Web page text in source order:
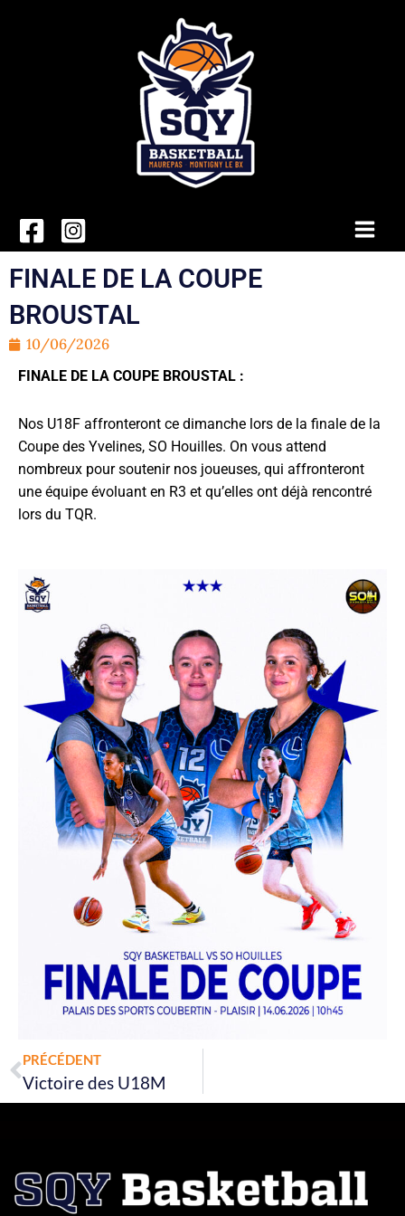
Main
FINALE DE LA COUPE
BROUSTAL
10/06/2026
FINALE DE LA COUPE BROUSTAL :
Nos U18F affronteront ce dimanche lors de la finale de la
Coupe des Yvelines, SO Houilles. On vous attend
nombreux pour soutenir nos joueuses, qui affronteront
une équipe évoluant en R3 et qu’elles ont déjà rencontré
lors du TQR.
Prev
PRÉCÉDENT
Victoire des U18M